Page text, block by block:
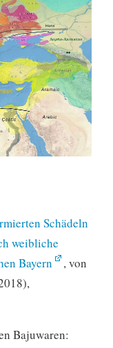
Schädeln
weibliche
Bayern
, von
Bajuwaren: